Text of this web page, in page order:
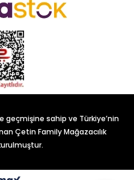
geçmişine sahip ve Türkiye’nin
Çetin Family Mağazacılık